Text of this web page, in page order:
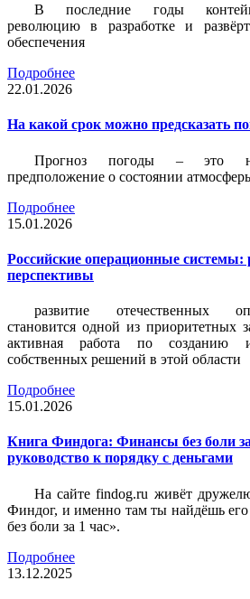
В последние годы
революцию в разработке и
обеспечения
Подробнее
22.01.2026
На какой срок можно предсказать
Прогноз погоды – это
предположение о состоянии
Подробнее
15.01.2026
Российские операционные системы:
перспективы
развитие отечественных
становится одной из приоритетных
активная работа по созданию и
собственных решений в этой области
Подробнее
15.01.2026
Книга Финдога: Финансы без боли
руководство к порядку с деньгами
На сайте findog.ru живёт
Финдог, и именно там ты найдёшь
без боли за 1 час».
Подробнее
13.12.2025